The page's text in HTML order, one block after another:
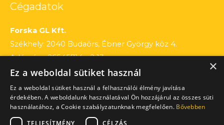
Cégadatok
Forska GL Kft.
Székhely: 2040 Budaörs, Ébner György köz 4.
Adószám: 26545714 – 2 13
Cégjegyzékszám: 13 – 09 – 195803
Számlaszám: 12010154 – 01660751 – 00100001
×
Ez a weboldal sütiket használ
Ez a weboldal sütiket használ a felhasználói élmény javítása
érdekében. A weboldalunk használatával Ön hozzájárul az összes süti
használatához, a Cookie szabályzatunknak megfelelően. Bővebben
TELJESÍTMÉNY
CÉLZÁS